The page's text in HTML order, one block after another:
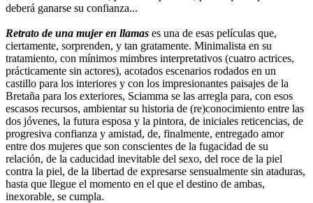
deberá ganarse su confianza...
Retrato de una mujer en llamas es una de esas películas que,
ciertamente, sorprenden, y tan gratamente. Minimalista en su
tratamiento, con mínimos mimbres interpretativos (cuatro actrices,
prácticamente sin actores), acotados escenarios rodados en un
castillo para los interiores y con los impresionantes paisajes de la
Bretaña para los exteriores, Sciamma se las arregla para, con esos
escasos recursos, ambientar su historia de (re)conocimiento entre las
dos jóvenes, la futura esposa y la pintora, de iniciales reticencias, de
progresiva confianza y amistad, de, finalmente, entregado amor
entre dos mujeres que son conscientes de la fugacidad de su
relación, de la caducidad inevitable del sexo, del roce de la piel
contra la piel, de la libertad de expresarse sensualmente sin ataduras,
hasta que llegue el momento en el que el destino de ambas,
inexorable, se cumpla.